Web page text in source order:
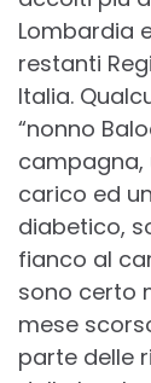
Lombardia
restanti
Italia.
“nonno
campagna,
carico ed
diabetico,
fianco al
sono certo
mese
parte delle